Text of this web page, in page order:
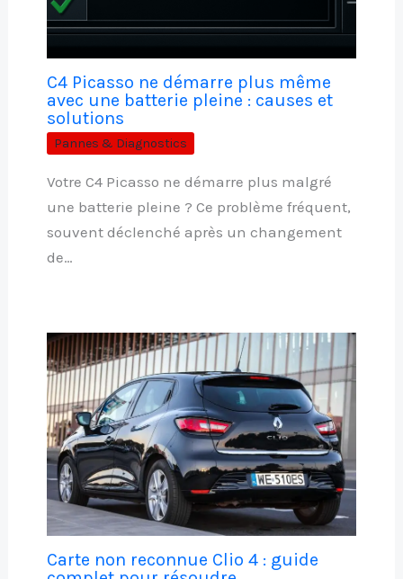
C4 Picasso ne démarre plus même
avec une batterie pleine : causes et
solutions
Pannes & Diagnostics
Votre C4 Picasso ne démarre plus malgré
une batterie pleine ? Ce problème fréquent,
souvent déclenché après un changement
de…
Carte non reconnue Clio 4 : guide